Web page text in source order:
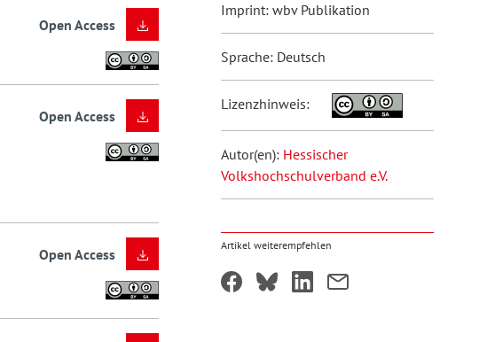
Open Access
Open Access
Open Access
Imprint: wbv Publikation
Sprache: Deutsch
Lizenzhinweis:
Autor(en): Hessischer
Volkshochschulverband e.V.
Artikel weiterempfehlen